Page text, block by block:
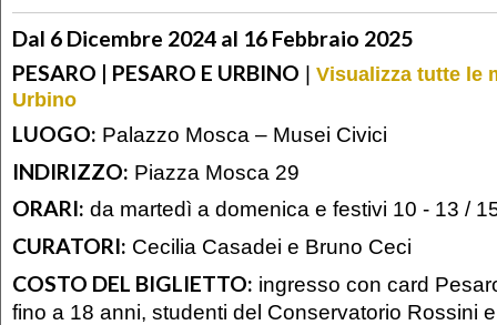
Dal 6 Dicembre 2024 al 16 Febbraio 2025
PESARO | PESARO E URBINO | Visualizza tutte le
Urbino
LUOGO: Palazzo Mosca – Musei Civici
INDIRIZZO: Piazza Mosca 29
ORARI: da martedì a domenica e festivi 10 - 13 /
CURATORI: Cecilia Casadei e Bruno Ceci
COSTO DEL BIGLIETTO: ingresso con card
fino a 18 anni, studenti del Conservatorio Rossini